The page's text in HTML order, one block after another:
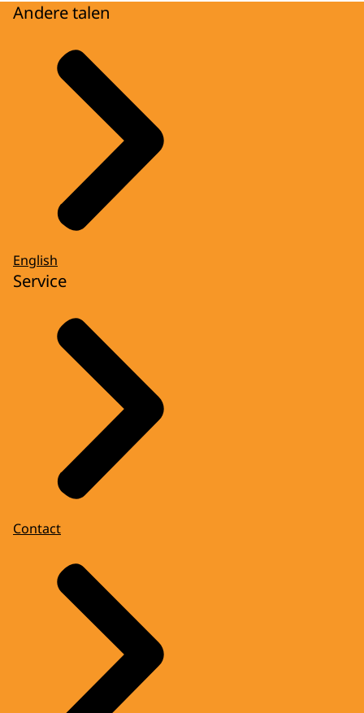
Andere talen
English
Service
Contact